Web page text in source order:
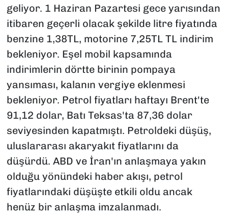
geliyor. 1 Haziran Pazartesi gece yarısından
itibaren geçerli olacak şekilde litre fiyatında
benzine 1,38TL, motorine 7,25TL TL indirim
bekleniyor. Eşel mobil kapsamında
indirimlerin dörtte birinin pompaya
yansıması, kalanın vergiye eklenmesi
bekleniyor. Petrol fiyatları haftayı Brent'te
91,12 dolar, Batı Teksas'ta 87,36 dolar
seviyesinden kapatmıştı. Petroldeki düşüş,
uluslararası akaryakıt fiyatlarını da
düşürdü. ABD ve İran'ın anlaşmaya yakın
olduğu yönündeki haber akışı, petrol
fiyatlarındaki düşüşte etkili oldu ancak
henüz bir anlaşma imzalanmadı.